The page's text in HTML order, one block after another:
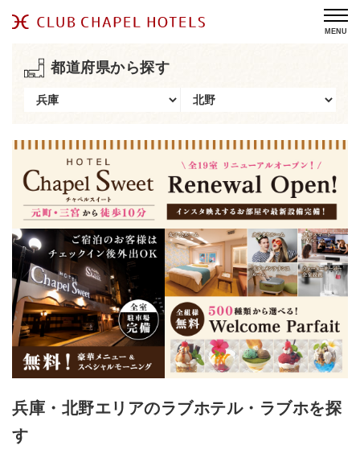
MENU
都道府県から探す
兵庫・北野エリアのラブホテル・ラブホを探
す